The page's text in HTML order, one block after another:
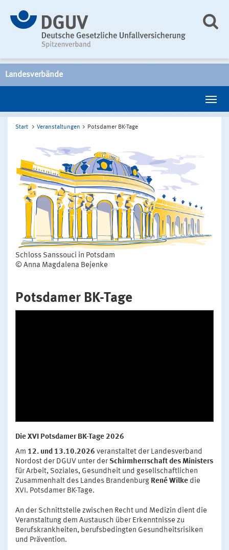
Landesverbände
Start Veranstaltungen Potsdamer BK-Tage
Schloss Sanssouci in Potsdam
© Anna Magdalena Bejenke
Potsdamer BK-Tage
Die XVI Potsdamer BK-Tage 2026
Am 12. und 13.10.2026 veranstaltet der Landesverband
Nordost der DGUV unter der Schirmherrschaft des Ministers
für Arbeit, Soziales, Gesundheit und gesellschaftlichen
Zusammenhalt des Landes Brandenburg René Wilke die
XVI. Potsdamer BK-Tage.
An der Schnittstelle zwischen Recht und Medizin dient die
Veranstaltung dem Austausch über Erkenntnisse zu
Berufskrankheiten, berufsbedingten Gesundheitsrisiken
und Prävention.